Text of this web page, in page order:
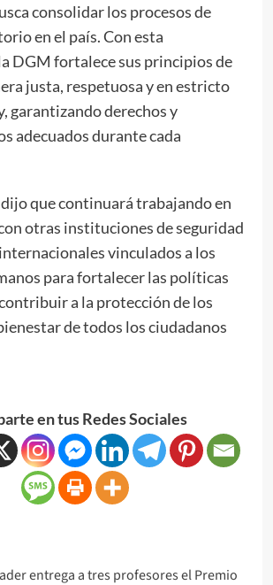
consolidar los procesos de
en el país. Con esta
DGM fortalece sus principios de
justa, respetuosa y en estricto
garantizando derechos y
adecuados durante cada
que continuará trabajando en
otras instituciones de seguridad
vinculados a los
para fortalecer las políticas
a la protección de los
de todos los ciudadanos
en tus Redes Sociales
entrega a tres profesores el Premio